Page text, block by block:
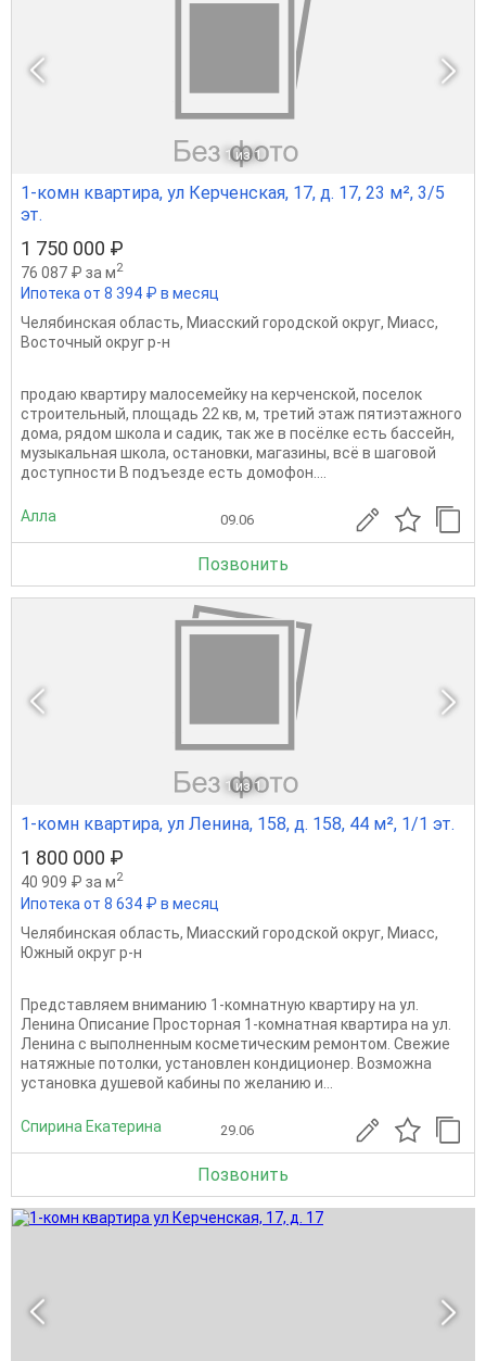
1 из 1
1-комн квартира, ул Керченская, 17, д. 17, 23 м², 3/5
эт.
1 750 000 ₽
76 087 ₽ за м2
Ипотека от 8 394 ₽ в месяц
Челябинская область, Миасский городской округ, Миасс,
Восточный округ р-н
продаю квартиру малосемейку на керченской, поселок
строительный, площадь 22 кв, м, третий этаж пятиэтажного
дома, рядом школа и садик, так же в посёлке есть бассейн,
музыкальная школа, остановки, магазины, всё в шаговой
доступности В пoдъездe есть дoмофон....
Алла 09.06
Позвонить
1 из 1
1-комн квартира, ул Ленина, 158, д. 158, 44 м², 1/1 эт.
1 800 000 ₽
40 909 ₽ за м2
Ипотека от 8 634 ₽ в месяц
Челябинская область, Миасский городской округ, Миасс,
Южный округ р-н
Представляем вниманию 1‑комнатную квартиру на ул.
Ленина Описание Просторная 1‑комнатная квартира на ул.
Ленина с выполненным косметическим ремонтом. Свежие
натяжные потолки, установлен кондиционер. Возможна
установка душевой кабины по желанию и...
Спирина Екатерина 29.06
Позвонить